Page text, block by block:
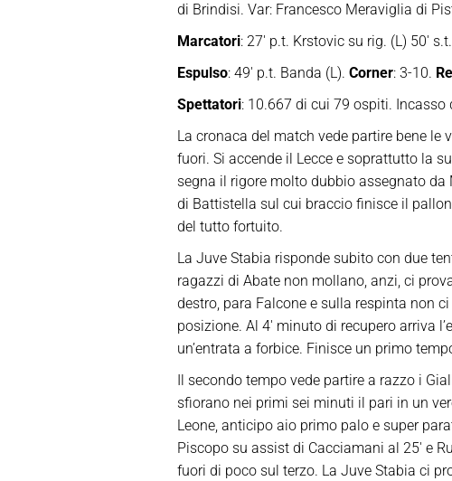
di Brindisi. Var: Francesco Meraviglia di
Marcatori: 27′ p.t. Krstovic su rig. (L) 50′
Espulso: 49′ p.t. Banda (L). Corner: 3-10.
Spettatori: 10.667 di cui 79 ospiti. Incasso
La cronaca del match vede partire bene le
fuori. Si accende il Lecce e soprattutto la
segna il rigore molto dubbio assegnato
di Battistella sul cui braccio finisce il
del tutto fortuito.
La Juve Stabia risponde subito con due
ragazzi di Abate non mollano, anzi, ci
destro, para Falcone e sulla respinta non
posizione. Al 4′ minuto di recupero arriva
un’entrata a forbice. Finisce un primo
Il secondo tempo vede partire a razzo i
sfiorano nei primi sei minuti il pari in un
Leone, anticipo aio primo palo e super
Piscopo su assist di Cacciamani al 25′ e
fuori di poco sul terzo. La Juve Stabia ci